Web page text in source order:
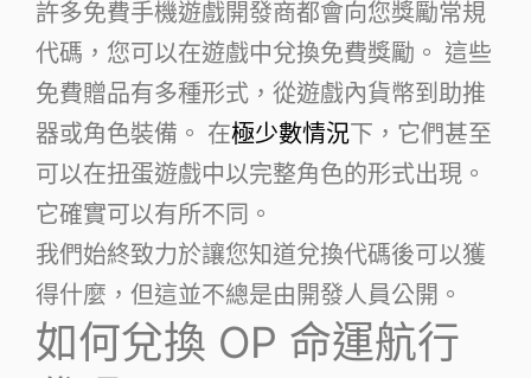
許多免費手機遊戲開發商都會向您獎勵常規
代碼，您可以在遊戲中兌換免費獎勵。 這些
免費贈品有多種形式，從遊戲內貨幣到助推
器或角色裝備。 在極少數情況下，它們甚至
可以在扭蛋遊戲中以完整角色的形式出現。
它確實可以有所不同。
我們始終致力於讓您知道兌換代碼後可以獲
得什麼，但這並不總是由開發人員公開。
如何兌換 OP 命運航行